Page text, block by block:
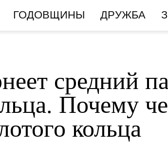
ГОДОВЩИНЫ ДРУЖБА
средний
Почему
кольца